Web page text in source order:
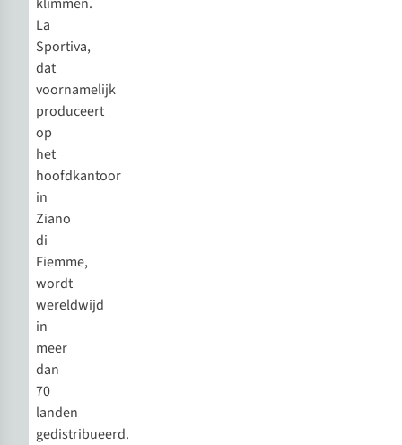
La
Sportiva,
dat
voornamelijk
produceert
op
het
hoofdkantoor
in
Ziano
di
Fiemme,
wordt
wereldwijd
in
meer
dan
70
landen
gedistribueerd.